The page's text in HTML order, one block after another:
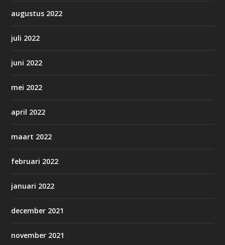
augustus 2022
juli 2022
juni 2022
mei 2022
april 2022
maart 2022
februari 2022
januari 2022
december 2021
november 2021